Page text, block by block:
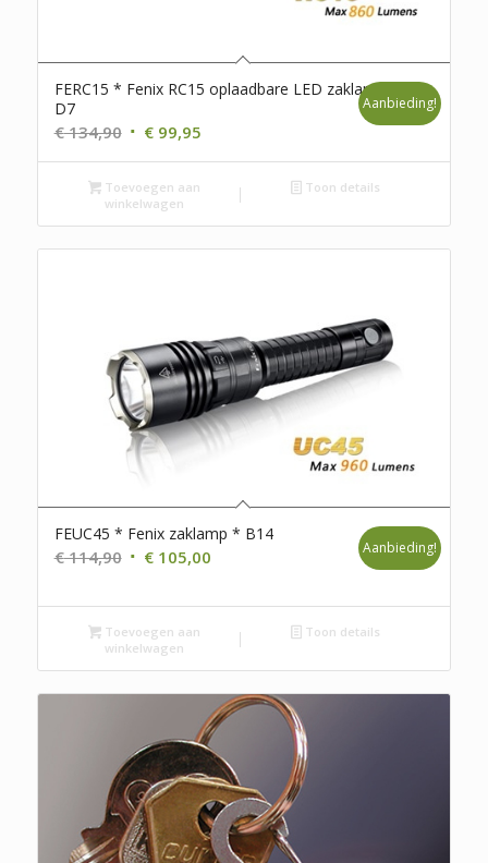
FERC15 * Fenix RC15 oplaadbare LED zaklamp *
D7
€134,90 Oorspronkelijke
prijs
was:
€ 134,90.
€99,95Huidige
prijs
€ 99,95.
Aanbieding!
Toevoegen aan
winkelwagen
Toon details
FEUC45 * Fenix zaklamp * B14
€114,90 Oorspronkelijke
was:
€ 114,90.
€105,00Huidige
is:
€ 105,00.
Aanbieding!
Toevoegen aan
winkelwagen
Toon details